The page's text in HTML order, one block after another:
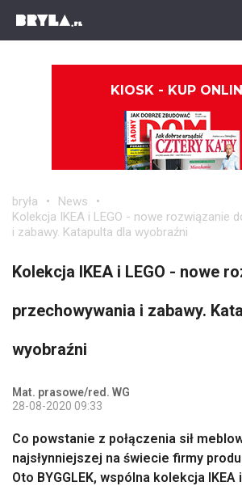
KIOSK - KUP
bryła
News
Kolekcja IKEA i LEGO - nowe rozwiązanie
i zabawy. Katapulta dla wyobraźni
Kolekcja IKEA i LEGO - nowe
przechowywania i zabawy.
wyobraźni
Mat. prasowe/red. WG
28-08-2020 09:33
Co powstanie z połączenia sił
najsłynniejszej na świecie firmy
Oto BYGGLEK, wspólna kolekcja IKEA